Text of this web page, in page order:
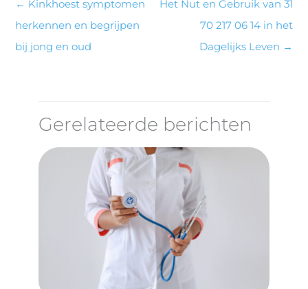
← Kinkhoest symptomen
herkennen en begrijpen
bij jong en oud
Het Nut en Gebruik van 31
70 217 06 14 in het
Dagelijks Leven →
Gerelateerde berichten